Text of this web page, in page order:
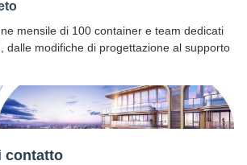
mensile di 100 container e team dedicati
dalle modifiche di progettazione al supporto
contatto